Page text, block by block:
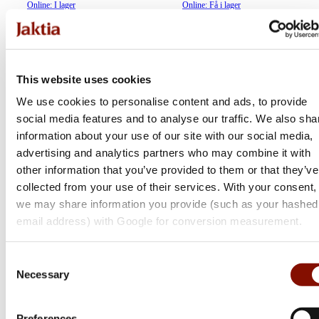
This website uses cookies
We use cookies to personalise content and ads, to provide
social media features and to analyse our traffic. We also
information about your use of our site with our social media,
advertising and analytics partners who may combine it with
other information that you’ve provided to them or that they’ve
collected from your use of their services. With your consent,
we may share information you provide (such as your hashed
email address) with Google for conversion measurement.
Selection
Necessary
Online: I lager Online: Få i lager
Contessa
Picatinnyskena Sauer 303
Contessa
Picatinnyskena Sauer 202